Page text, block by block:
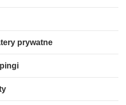
prywatne